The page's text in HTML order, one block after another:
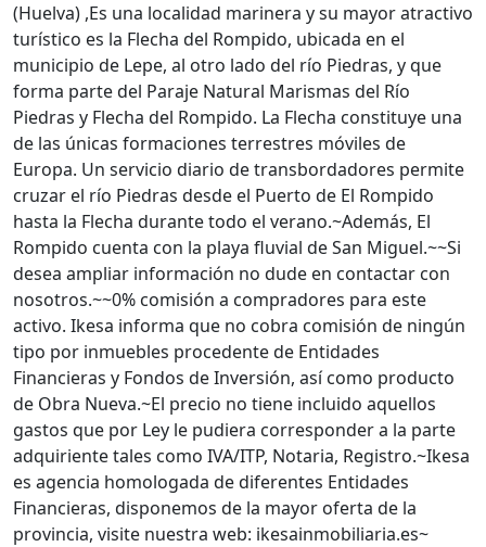
(Huelva) ,Es una localidad marinera y su mayor atractivo
turístico es la Flecha del Rompido, ubicada en el
municipio de Lepe, al otro lado del río Piedras, y que
forma parte del Paraje Natural Marismas del Río
Piedras y Flecha del Rompido. La Flecha constituye una
de las únicas formaciones terrestres móviles de
Europa. Un servicio diario de transbordadores permite
cruzar el río Piedras desde el Puerto de El Rompido
hasta la Flecha durante todo el verano.~Además, El
Rompido cuenta con la playa fluvial de San Miguel.~~Si
desea ampliar información no dude en contactar con
nosotros.~~0% comisión a compradores para este
activo. Ikesa informa que no cobra comisión de ningún
tipo por inmuebles procedente de Entidades
Financieras y Fondos de Inversión, así como producto
de Obra Nueva.~El precio no tiene incluido aquellos
gastos que por Ley le pudiera corresponder a la parte
adquiriente tales como IVA/ITP, Notaria, Registro.~Ikesa
es agencia homologada de diferentes Entidades
Financieras, disponemos de la mayor oferta de la
provincia, visite nuestra web: ikesainmobiliaria.es~